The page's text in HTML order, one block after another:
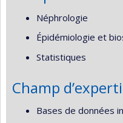
Néphrologie
Épidémiologie et
Statistiques
Champ
Bases de données